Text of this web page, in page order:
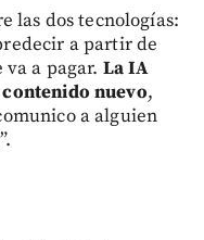
las dos tecnologías:
a partir de
a pagar. La IA
nuevo,
a alguien